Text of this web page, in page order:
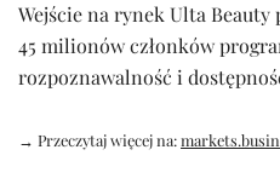
Wejście na rynek Ulta
45 milionów członków
rozpoznawalność i
→ Przeczytaj więcej na: